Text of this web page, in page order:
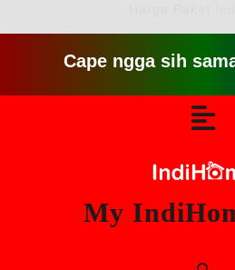
Cape ngga sih sama
My